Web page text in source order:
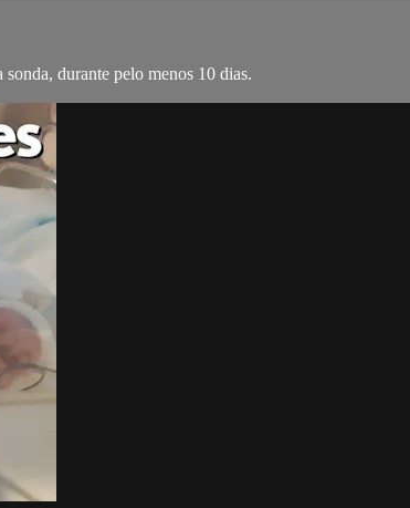
durante pelo menos 10 dias.